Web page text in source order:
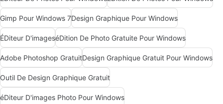
Gimp Pour Windows 7Design Graphique Pour Windows
ÉDiteur D'imageséDition De Photo Gratuite Pour Windows
Adobe Photoshop GratuitDesign Graphique Gratuit Pour Windows
Outil De Design Graphique Gratuit
éDiteur D'images Photo Pour Windows